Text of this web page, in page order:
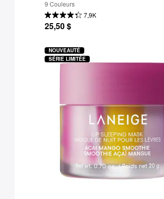
9 Couleurs
7,9K
25,50 $
NOUVEAUTÉ
SÉRIE LIMITÉE